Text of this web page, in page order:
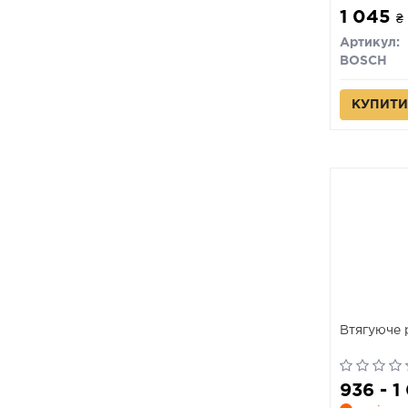
1 045 ₴
Артикул:
BOSCH
КУПИТИ
Втягуюче
936 - 1